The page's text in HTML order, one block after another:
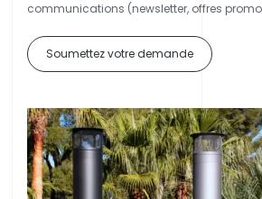
communications (newsletter, offres
Soumettez votre demande